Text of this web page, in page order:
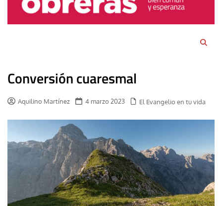
Conversión cuaresmal
Aquilino Martínez 4 marzo 2023 El Evangelio en tu vida